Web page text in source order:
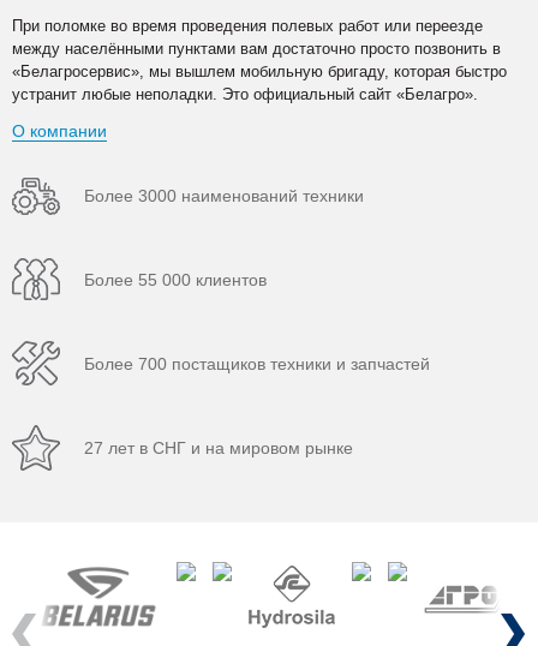
При поломке во время проведения полевых работ или переезде
между населёнными пунктами вам достаточно просто позвонить в
«Белагросервис», мы вышлем мобильную бригаду, которая быстро
устранит любые неполадки. Это официальный сайт «Белагро».
О компании
Более 3000 наименований техники
Более 55 000 клиентов
Более 700 постащиков техники и запчастей
27 лет в СНГ и на мировом рынке
Previous Next